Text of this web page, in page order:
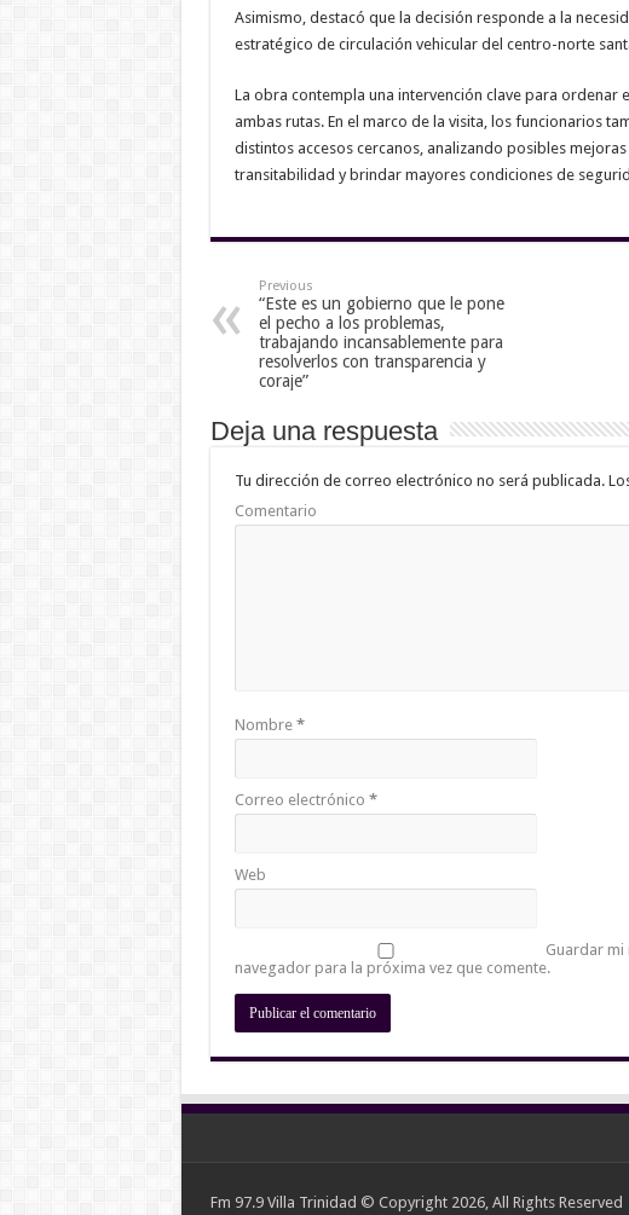
Asimismo, destacó que la decisión responde a la
estratégico de circulación vehicular del centro-norte
La obra contempla una intervención clave para ordenar
ambas rutas. En el marco de la visita, los funcionarios
distintos accesos cercanos, analizando posibles
transitabilidad y brindar mayores condiciones de
Previous
“Este es un gobierno que le pone
el pecho a los problemas,
trabajando incansablemente para
resolverlos con transparencia y
coraje”
Deja una respuesta
Tu dirección de correo electrónico no será publicada.
Comentario
Nombre *
Correo electrónico *
Web
Guardar
navegador para la próxima vez que comente.
Fm 97.9 Villa Trinidad © Copyright 2026, All Rights Reserved